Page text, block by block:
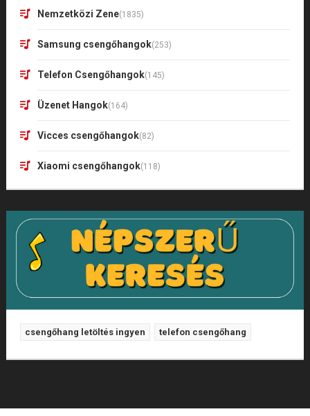
Nemzetközi Zene(1835)
Samsung csengőhangok(253)
Telefon Csengőhangok(145)
Üzenet Hangok(164)
Vicces csengőhangok(82)
Xiaomi csengőhangok(118)
csengőhang letöltés ingyen telefon csengőhang